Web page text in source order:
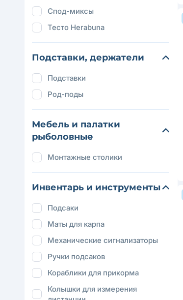
Спод-миксы
Тесто Herabuna
Подставки, держатели
Подставки
Род-поды
Мебель и палатки
рыболовные
Монтажные столики
Инвентарь и инструменты
Подсаки
Маты для карпа
Механические сигнализаторы
Ручки подсаков
Кораблики для прикорма
Колышки для измерения